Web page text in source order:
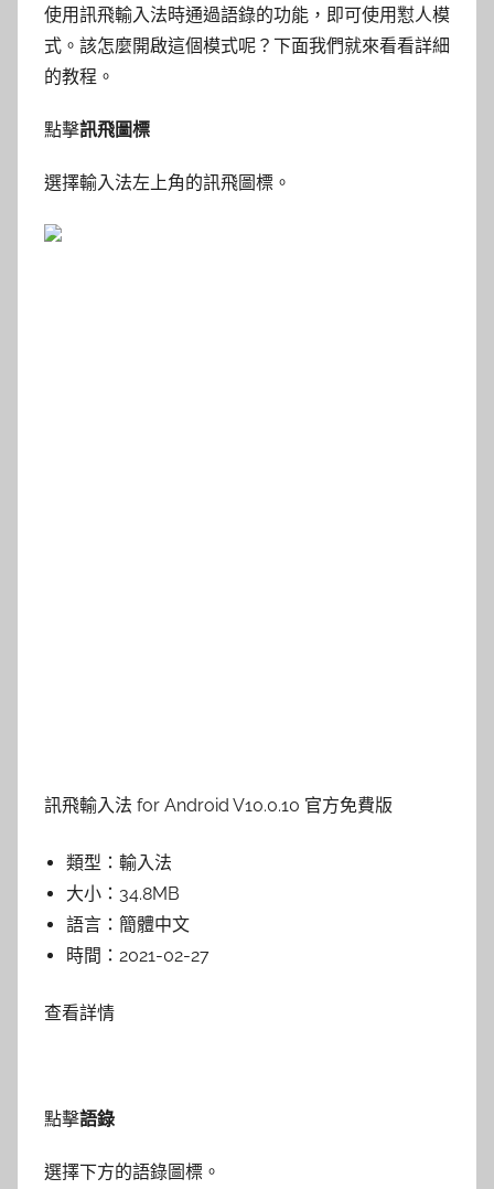
使用訊飛輸入法時通過語錄的功能，即可使用懟人模
式。該怎麼開啟這個模式呢？下面我們就來看看詳細
的教程。
點擊訊飛圖標
選擇輸入法左上角的訊飛圖標。
訊飛輸入法 for Android V10.0.10 官方免費版
類型： 輸入法
大小： 34.8MB
語言： 簡體中文
時間： 2021-02-27
查看詳情
點擊語錄
選擇下方的語錄圖標。